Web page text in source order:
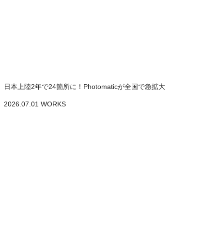
日本上陸2年で24箇所に！Photomaticが全国で急拡大
2026.07.01 WORKS